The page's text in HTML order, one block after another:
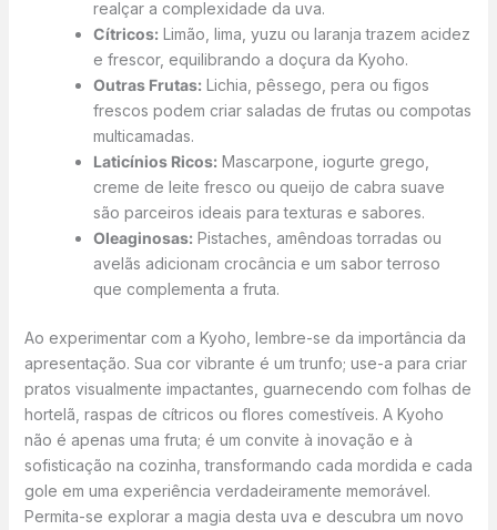
realçar a complexidade da uva.
Cítricos:Limão, lima, yuzu ou laranja trazem acidez
e frescor, equilibrando a doçura da Kyoho.
Outras Frutas:Lichia, pêssego, pera ou figos
frescos podem criar saladas de frutas ou compotas
multicamadas.
Laticínios Ricos:Mascarpone, iogurte grego,
creme de leite fresco ou queijo de cabra suave
são parceiros ideais para texturas e sabores.
Oleaginosas:Pistaches, amêndoas torradas ou
avelãs adicionam crocância e um sabor terroso
que complementa a fruta.
Ao experimentar com a Kyoho, lembre-se da importância da
apresentação. Sua cor vibrante é um trunfo; use-a para criar
pratos visualmente impactantes, guarnecendo com folhas de
hortelã, raspas de cítricos ou flores comestíveis. A Kyoho
não é apenas uma fruta; é um convite à inovação e à
sofisticação na cozinha, transformando cada mordida e cada
gole em uma experiência verdadeiramente memorável.
Permita-se explorar a magia desta uva e descubra um novo